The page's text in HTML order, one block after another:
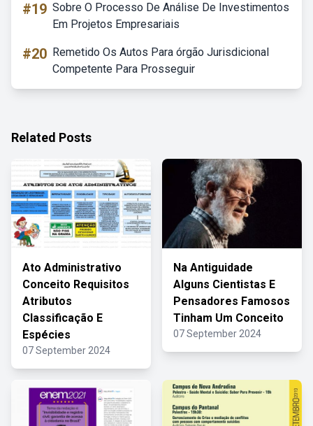
#19 Sobre O Processo De Análise De Investimentos
Em Projetos Empresariais
#20 Remetido Os Autos Para órgão Jurisdicional
Competente Para Prosseguir
Related Posts
Ato Administrativo
Conceito Requisitos
Atributos
Classificação E
Espécies
07 September 2024
Na Antiguidade
Alguns Cientistas E
Pensadores Famosos
Tinham Um Conceito
07 September 2024